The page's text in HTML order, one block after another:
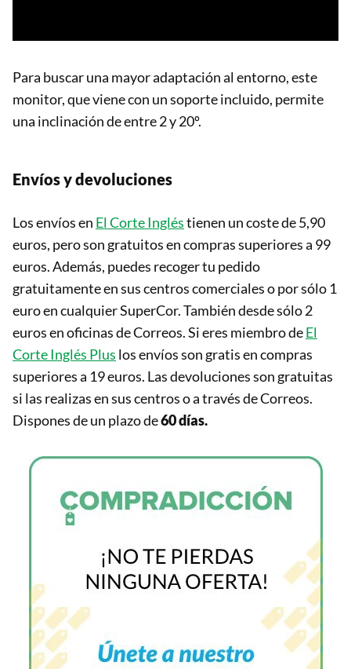
Para buscar una mayor adaptación al entorno, este
monitor, que viene con un soporte incluido, permite
una inclinación de entre 2 y 20º.
Envíos y devoluciones
Los envíos en El Corte Ingléstienen un coste de 5,90
euros, pero son gratuitos en compras superiores a 99
euros. Además, puedes recoger tu pedido
gratuitamente en sus centros comerciales o por sólo 1
euro en cualquier SuperCor. También desde sólo 2
euros en oficinas de Correos. Si eres miembro deEl
Corte Inglés Plus los envíos son gratis en compras
superiores a 19 euros. Las devoluciones son gratuitas
si las realizas en sus centros o a través de Correos.
Dispones de un plazo de60 días.